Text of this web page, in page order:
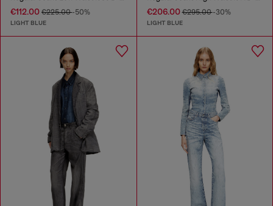
€112.00 €225.00-50%
LIGHT BLUE
€206.00€295.00-30%
LIGHT BLUE